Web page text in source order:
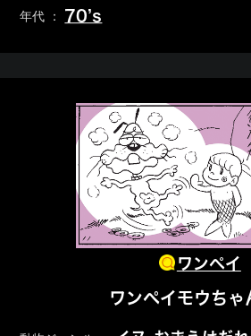
年代 ： 70’s
ワンペイ
ワンペイモウちゃ